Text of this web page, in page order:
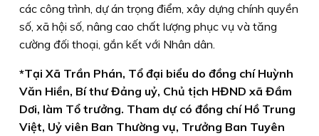
các công trình, dự án trọng điểm, xây dựng chính quyền
số, xã hội số, nâng cao chất lượng phục vụ và tăng
cường đối thoại, gắn kết với Nhân dân.
*Tại Xã Trần Phán, Tổ đại biểu do đồng chí Huỳnh
Văn Hiền, Bí thư Đảng uỷ, Chủ tịch HĐND xã Đầm
Dơi, làm Tổ trưởng. Tham dự có đồng chí Hồ Trung
Việt, Uỷ viên Ban Thường vụ, Trưởng Ban Tuyên